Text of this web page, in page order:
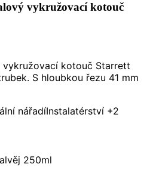
vykružovací kotouč
kotouč Starrett
S hloubkou řezu 41 mm
nářadíInstalatérství +2
250ml